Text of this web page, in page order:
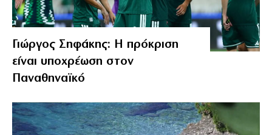
Γιώργος Σηφάκης: Η πρόκριση
είναι υποχρέωση στον
Παναθηναϊκό